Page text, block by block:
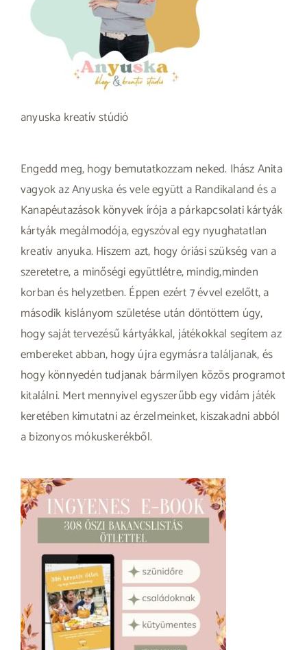
anyuska kreatív stúdió
Engedd meg, hogy bemutatkozzam neked. Ihász Anita
vagyok az Anyuska és vele együtt a Randikaland és a
Kanapéutazások könyvek írója a párkapcsolati kártyák
kártyák megálmodója, egyszóval egy nyughatatlan
kreatív anyuka. Hiszem azt, hogy óriási szükség van a
szeretetre, a minőségi együttlétre, mindig,minden
korban és helyzetben. Éppen ezért 7 évvel ezelőtt, a
második kislányom születése után döntöttem úgy,
hogy saját tervezésű kártyákkal, játékokkal segítem az
embereket abban, hogy újra egymásra találjanak, és
hogy könnyedén tudjanak bármilyen közös programot
kitalálni. Mert mennyivel egyszerűbb egy vidám játék
keretében kimutatni az érzelmeinket, kiszakadni abból
a bizonyos mókuskerékből.